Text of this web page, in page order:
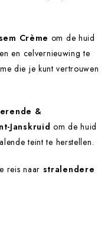
Crème om de huid
en celvernieuwing te
die je kunt vertrouwen
&
Janskruid om de huid
teint te herstellen.
reis naar stralendere